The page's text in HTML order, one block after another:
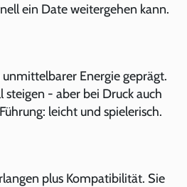
ein Date weitergehen kann.
Energie geprägt.
steigen - aber bei Druck auch
leicht und spielerisch.
plus Kompatibilität. Sie